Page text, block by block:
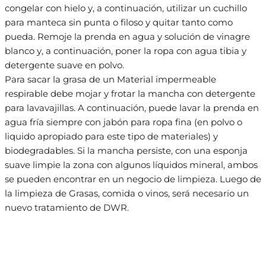
congelar con hielo y, a continuación, utilizar un cuchillo
para manteca sin punta o filoso y quitar tanto como
pueda. Remoje la prenda en agua y solución de vinagre
blanco y, a continuación, poner la ropa con agua tibia y
detergente suave en polvo.
Para sacar la grasa de un Material impermeable
respirable debe mojar y frotar la mancha con detergente
para lavavajillas. A continuación, puede lavar la prenda en
agua fría siempre con jabón para ropa fina (en polvo o
liquido apropiado para este tipo de materiales) y
biodegradables. Si la mancha persiste, con una esponja
suave limpie la zona con algunos líquidos mineral, ambos
se pueden encontrar en un negocio de limpieza. Luego de
la limpieza de Grasas, comida o vinos, será necesario un
nuevo tratamiento de DWR.